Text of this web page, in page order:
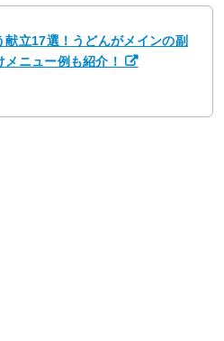
献立17選！うどんがメインの副
メニュー例も紹介！